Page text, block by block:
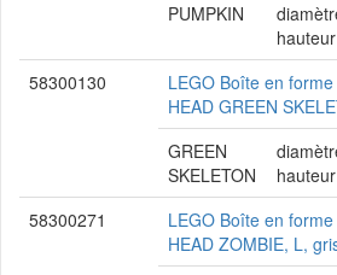
PUMPKIN
58300130
LEGO Boîte en
HEAD GREEN
GREEN
SKELETON
58300271
LEGO Boîte en
HEAD ZOMBIE, L,